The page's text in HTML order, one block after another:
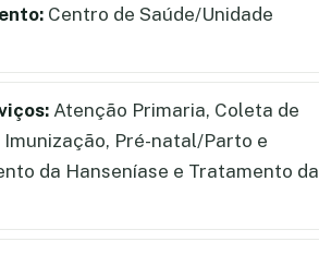
Centro de Saúde/Unidade
Atenção Primaria, Coleta de
Pré-natal/Parto e
da Hanseníase e Tratamento da